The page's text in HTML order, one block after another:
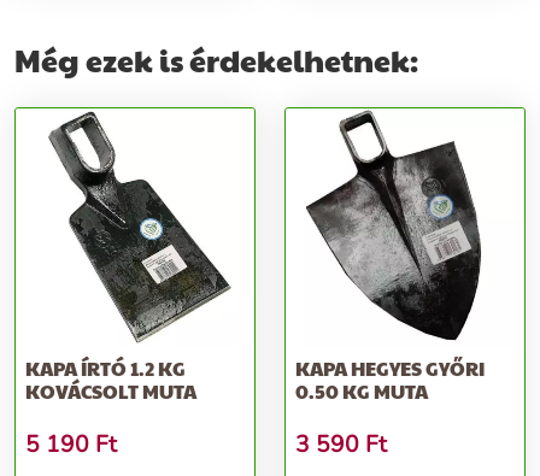
Még ezek is érdekelhetnek:
KAPA ÍRTÓ 1.2 KG
KOVÁCSOLT MUTA
5 190 Ft
KAPA HEGYES GYŐRI
0.50 KG MUTA
3 590 Ft